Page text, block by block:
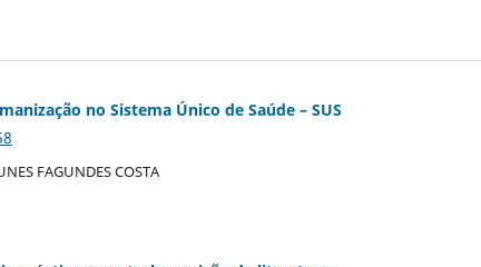
no Sistema Único de Saúde – SUS
FAGUNDES COSTA